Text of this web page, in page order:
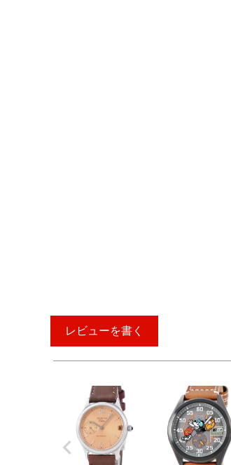
レビューを書く